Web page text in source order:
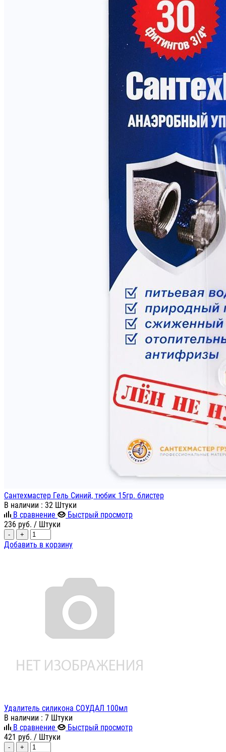
Сантехмастер Гель Синий, тюбик 15гр. блистер
В наличии : 32 Штуки
В сравнение
Быстрый просмотр
236 руб. / Штуки
- +
Добавить в корзину
Удалитель силикона СОУДАЛ 100мл
В наличии : 7 Штуки
В сравнение
Быстрый просмотр
421 руб. / Штуки
- +